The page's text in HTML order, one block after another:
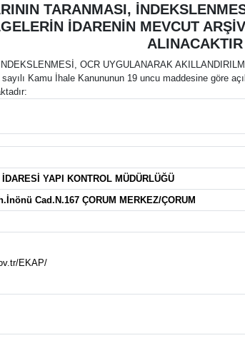
TARANMASI,
İDARENİN MEVCUT
ALINACAKTIR
OCR UYGULANARAK
Kamu İhale Kanununun 19 uncu maddesine göre
YAPI KONTROL MÜDÜRLÜĞÜ
Cad.N.167 ÇORUM MERKEZ/ÇORUM
EKAP/